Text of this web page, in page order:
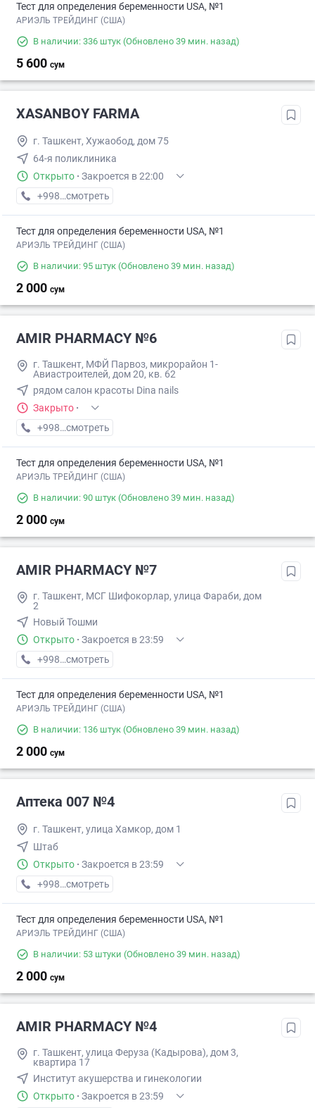
Тест для определения беременности USA, №1
АРИЭЛЬ ТРЕЙДИНГ (США)
В наличии: 336 штук (Обновлено 39 мин. назад)
5 600 сум
XASANBOY FARMA
г. Ташкент, Хужаобод, дом 75
64-я поликлиника
Открыто · Закроется в 22:00
+998 (95) XXX-XX-XX
смотреть
Тест для определения беременности USA, №1
АРИЭЛЬ ТРЕЙДИНГ (США)
В наличии: 95 штук (Обновлено 39 мин. назад)
2 000 сум
AMIR PHARMACY №6
г. Ташкент, МФЙ Парвоз, микрорайон 1-
Авиастроителей, дом 20, кв. 62
рядом салон красоты Dina nails
Закрыто ·
+998 (77) XXX-XX-XX
смотреть
Тест для определения беременности USA, №1
АРИЭЛЬ ТРЕЙДИНГ (США)
В наличии: 90 штук (Обновлено 39 мин. назад)
2 000 сум
AMIR PHARMACY №7
г. Ташкент, МСГ Шифокорлар, улица Фараби, дом
2
Новый Тошми
Открыто · Закроется в 23:59
+998 (77) XXX-XX-XX
смотреть
Тест для определения беременности USA, №1
АРИЭЛЬ ТРЕЙДИНГ (США)
В наличии: 136 штук (Обновлено 39 мин. назад)
2 000 сум
Аптека 007 №4
г. Ташкент, улица Хамкор, дом 1
Штаб
Открыто · Закроется в 23:59
+998 (77) XXX-XX-XX
смотреть
Тест для определения беременности USA, №1
АРИЭЛЬ ТРЕЙДИНГ (США)
В наличии: 53 штуки (Обновлено 39 мин. назад)
2 000 сум
AMIR PHARMACY №4
г. Ташкент, улица Феруза (Кадырова), дом 3,
квартира 17
Институт акушерства и гинекологии
Открыто · Закроется в 23:59